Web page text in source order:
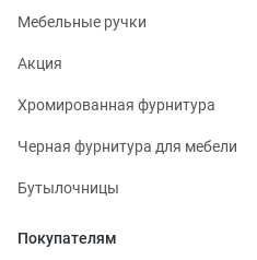
Мебельные ручки
Акция
Хромированная фурнитура
Черная фурнитура для мебели
Бутылочницы
Покупателям